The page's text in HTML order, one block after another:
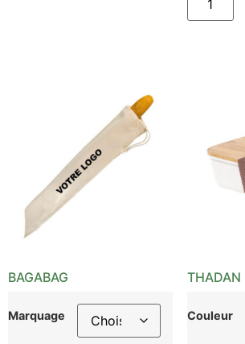
BAGABAG
Marquage
THADAN
Couleur